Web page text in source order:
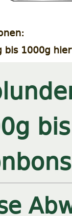
bis 1000g